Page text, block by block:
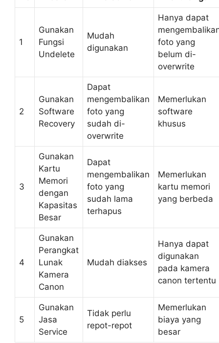
1
Gunakan
Fungsi
Undelete
Mudah
digunakan
Hanya dapat
foto yang
belum di-
overwrite
2
Gunakan
Software
Recovery
Dapat
mengembalikan
foto yang
sudah di-
overwrite
Memerlukan
software
khusus
3
Gunakan
Kartu
Memori
dengan
Kapasitas
Besar
Dapat
mengembalikan
foto yang
sudah lama
terhapus
Memerlukan
kartu memori
yang berbeda
4
Gunakan
Perangkat
Lunak
Kamera
Canon
Mudah diakses
Hanya dapat
digunakan
pada kamera
canon tertentu
5
Gunakan
Jasa
Service
Tidak perlu
repot-repot
Memerlukan
biaya yang
besar